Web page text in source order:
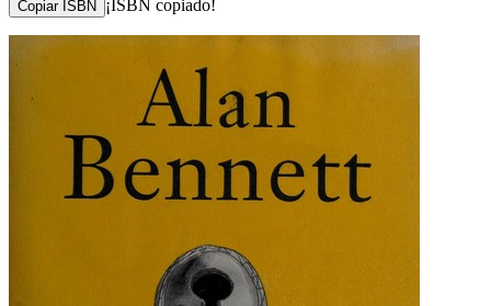
Copiar ISBN ¡ISBN copiado!